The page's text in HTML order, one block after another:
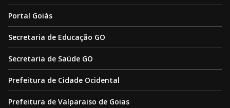
Portal Goiás
Secretaria de Educação GO
Secretaria de Saúde GO
Prefeitura de Cidade Ocidental
Prefeitura de Valparaiso de Goias